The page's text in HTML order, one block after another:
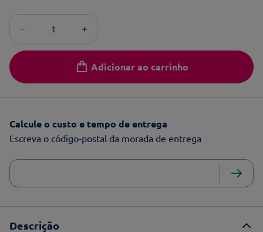
＋
－
Adicionar ao carrinho
Calcule o custo e tempo de entrega
Escreva o código-postal da morada de entrega
Descrição